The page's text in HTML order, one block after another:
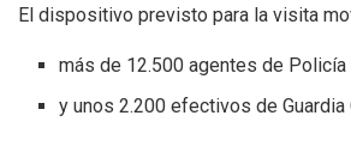
El dispositivo previsto para la visita
más de 12.500 agentes de Policía
y unos 2.200 efectivos de Guardia